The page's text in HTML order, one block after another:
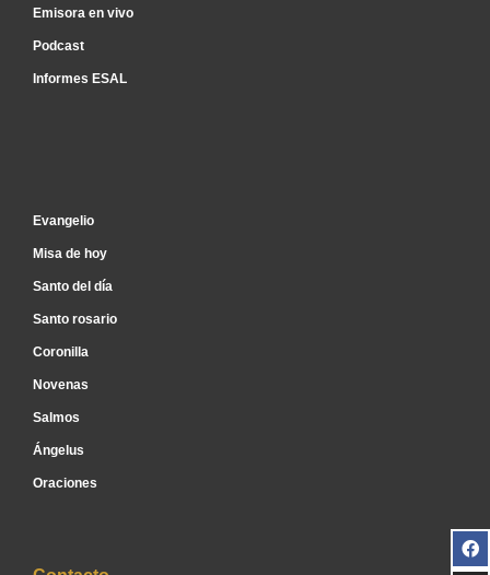
Emisora en vivo
Podcast
Informes ESAL
Evangelio
Misa de hoy
Santo del día
Santo rosario
Coronilla
Novenas
Salmos
Ángelus
Oraciones